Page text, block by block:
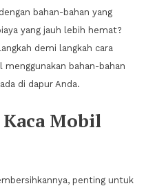
bahan-bahan yang
yang jauh lebih hemat?
demi langkah cara
bahan-bahan
di dapur Anda.
Mobil
penting untuk